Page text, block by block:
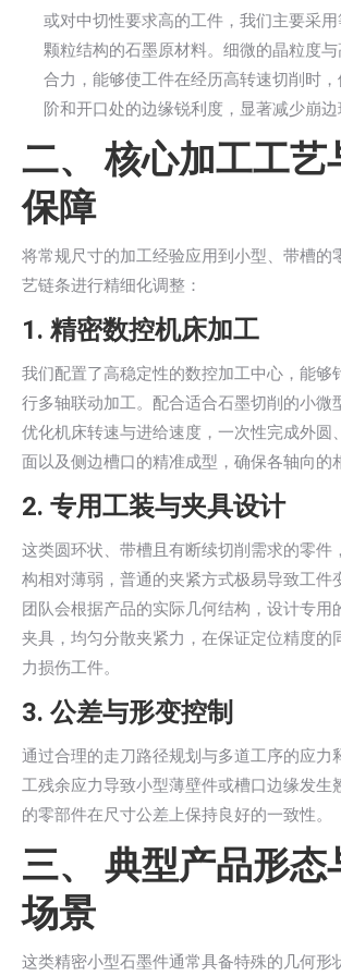
或对中切性要求高的工件，我们主要采
颗粒结构的石墨原材料。细微的晶粒度
合力，能够使工件在经历高转速切削时
阶和开口处的边缘锐利度，显著减少崩边
二、 核心加工工艺
保障
将常规尺寸的加工经验应用到小型、带槽的
艺链条进行精细化调整：
1. 精密数控机床加工
我们配置了高稳定性的数控加工中心，能够
行多轴联动加工。配合适合石墨切削的小微
优化机床转速与进给速度，一次性完成外圆
面以及侧边槽口的精准成型，确保各轴向的
2. 专用工装与夹具设计
这类圆环状、带槽且有断续切削需求的零件
构相对薄弱，普通的夹紧方式极易导致工件
团队会根据产品的实际几何结构，设计专用
夹具，均匀分散夹紧力，在保证定位精度的
力损伤工件。
3. 公差与形变控制
通过合理的走刀路径规划与多道工序的应力
工残余应力导致小型薄壁件或槽口边缘发生
的零部件在尺寸公差上保持良好的一致性。
三、 典型产品形态
场景
这类精密小型石墨件通常具备特殊的几何形